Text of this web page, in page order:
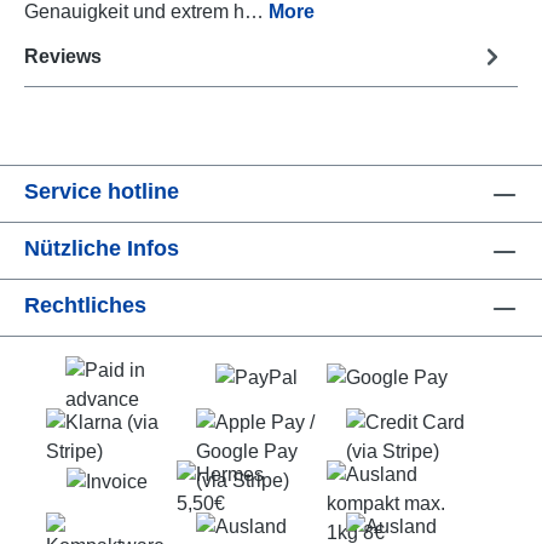
Genauigkeit und extrem h… More
Reviews
Service hotline
Nützliche Infos
Rechtliches